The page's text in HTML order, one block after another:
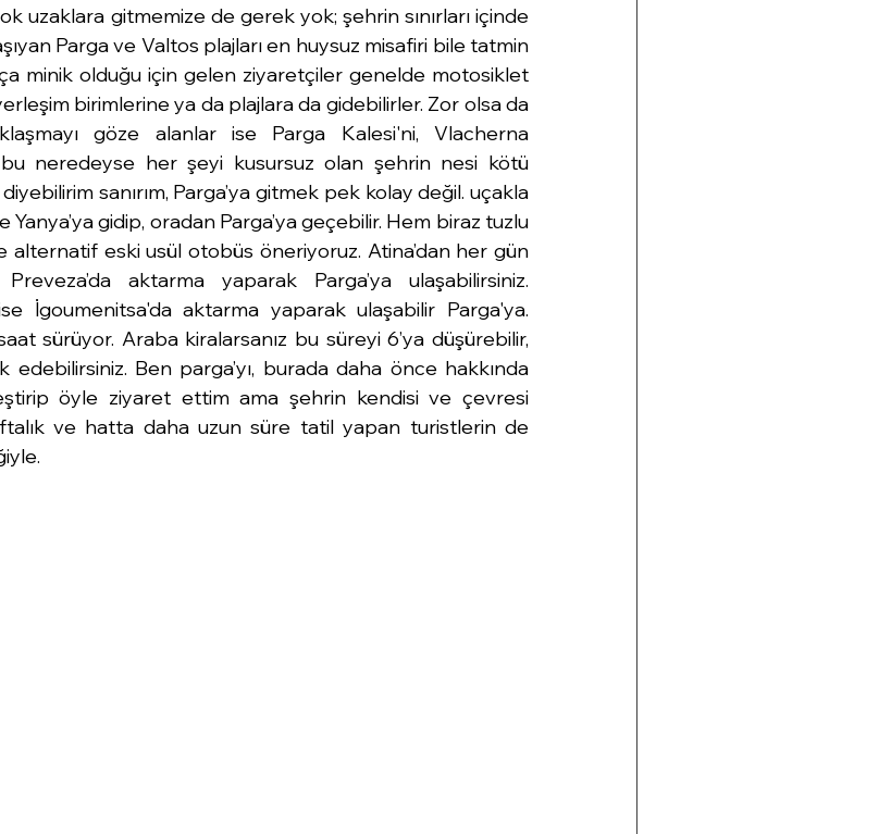
uzaklara gitmemize de gerek yok; şehrin sınırları içinde
Parga ve Valtos plajları en huysuz misafiri bile tatmin
minik olduğu için gelen ziyaretçiler genelde motosiklet
birimlerine ya da plajlara da gidebilirler. Zor olsa da
göze alanlar ise Parga Kalesi'ni, Vlacherna
bu neredeyse her şeyi kusursuz olan şehrin nesi kötü
sanırım, Parga’ya gitmek pek kolay değil. uçakla
gidip, oradan Parga’ya geçebilir. Hem biraz tuzlu
eski usül otobüs öneriyoruz. Atina’dan her gün
aktarma yaparak Parga’ya ulaşabilirsiniz.
İgoumenitsa'da aktarma yaparak ulaşabilir Parga'ya.
sürüyor. Araba kiralarsanız bu süreyi 6’ya düşürebilir,
Ben parga’yı, burada daha önce hakkında
öyle ziyaret ettim ama şehrin kendisi ve çevresi
ve hatta daha uzun süre tatil yapan turistlerin de